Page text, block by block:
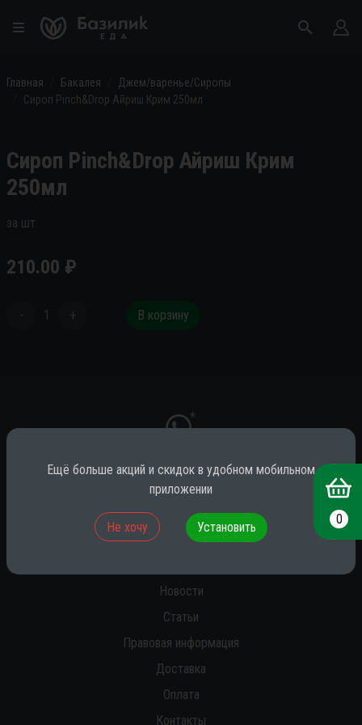
Главная Бакалея
Джем/варенье/Сиропы
Сироп Pinch&Drop Айриш Крим 250мл
Сироп Pinch&Drop Айриш Крим
250мл
за шт
210.00 ₽
- 1 + В корзину
*
* принадлежит компании Meta (признана экстремистской на территории
Новости
Статьи
Правовая информация
Доставка
Оплата
Контакты
0
Ещё больше акций и скидок в удобном мобильном
приложении
Не хочу Установить